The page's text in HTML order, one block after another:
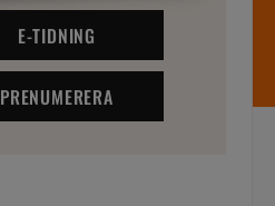
E-TIDNING
PRENUMERERA